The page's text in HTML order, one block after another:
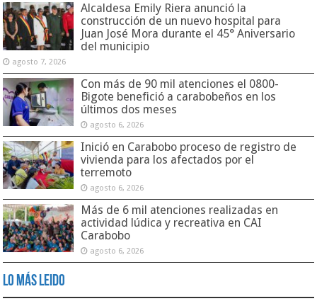
Alcaldesa Emily Riera anunció la
construcción de un nuevo hospital para
Juan José Mora durante el 45° Aniversario
del municipio
agosto 7, 2026
Con más de 90 mil atenciones el 0800-
Bigote benefició a carabobeños en los
últimos dos meses
agosto 6, 2026
Inició en Carabobo proceso de registro de
vivienda para los afectados por el
terremoto
agosto 6, 2026
Más de 6 mil atenciones realizadas en
actividad lúdica y recreativa en CAI
Carabobo
agosto 6, 2026
Lo Más Leido